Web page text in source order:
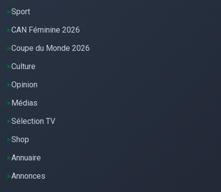
Sport
CAN Féminine 2026
Coupe du Monde 2026
Culture
Opinion
Médias
Sélection TV
Shop
Annuaire
Annonces